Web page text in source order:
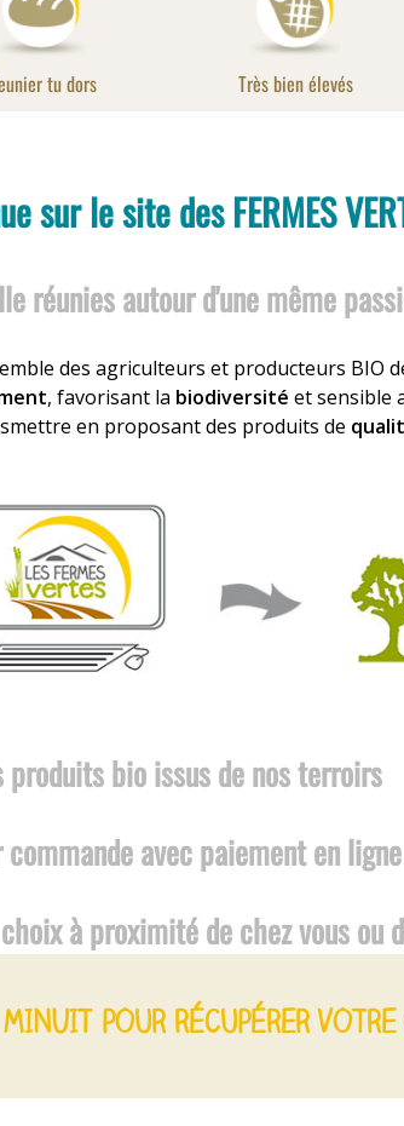
tu dors Très bien élevés
sur le site des FERMES
réunies autour d'une même
des agriculteurs et producteurs BIO
, favorisant la biodiversité et sensible
en proposant des produits de
produits bio issus de nos terroirs
avec paiement en
à proximité de chez vous ou
MINUIT pour récupérer